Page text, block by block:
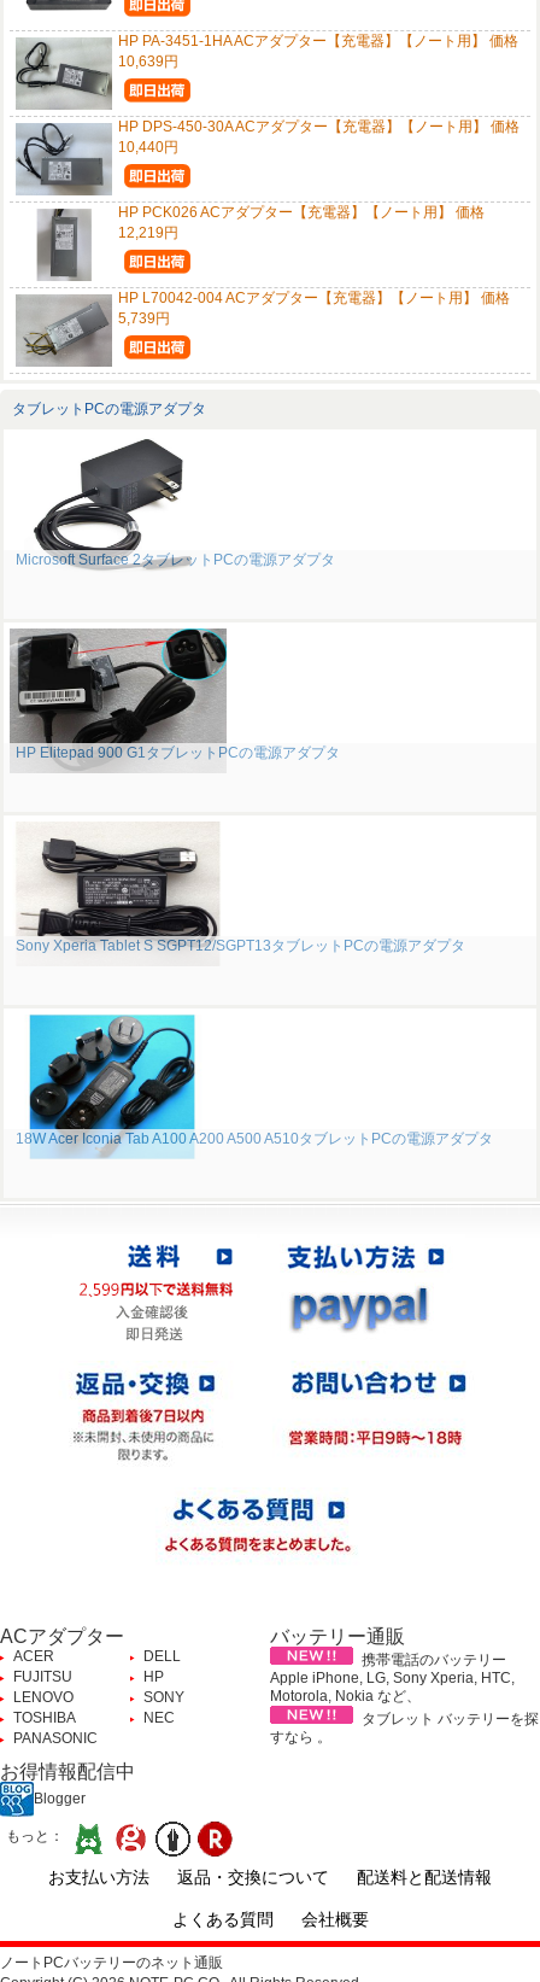
HP PA-3451-1HA ACアダプター【充電器】【ノート用】 価格
10,639円
HP DPS-450-30A ACアダプター【充電器】【ノート用】 価格
10,440円
HP PCK026 ACアダプター【充電器】【ノート用】 価格
12,219円
HP L70042-004 ACアダプター【充電器】【ノート用】 価格
5,739円
タブレットPCの電源アダプタ
Microsoft Surface 2タブレットPCの電源アダプタ
HP Elitepad 900 G1タブレットPCの電源アダプタ
Sony Xperia Tablet S SGPT12/SGPT13タブレットPCの電源アダプタ
18W Acer Iconia Tab A100 A200 A500 A510タブレットPCの電源アダプタ
ACアダプター
ACER
DELL
FUJITSU
HP
LENOVO
SONY
TOSHIBA
NEC
PANASONIC
バッテリー通販
携帯電話のバッテリー
Apple iPhone, LG, Sony Xperia, HTC,
Motorola, Nokia など、
タブレット バッテリーを探
すなら 。
お得情報配信中
Blogger
もっと：
お支払い方法 返品・交換について 配送料と配送情報
よくある質問 会社概要
ノートPCバッテリーのネット通販